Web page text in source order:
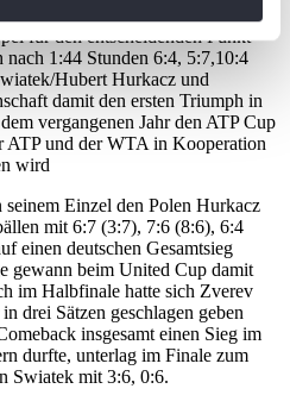
(Fingerprinting) identifizieren
wie Ihre persönlichen Daten
Sie Ihre Präferenzen im
Inhalte und Anzeigen zu
für soziale Medien anbieten
auf unsere Website zu
wir Informationen zu Ihrer
an unsere Partner für
Analysen weiter. Unsere
möglicherweise mit
Polen sorgten Zverev
für den entscheidenden Punkt
1:44 Stunden 6:4, 5:7,10:4
Hubert Hurkacz und
damit den ersten Triumph in
vergangenen Jahr den ATP Cup
ATP und der WTA in Kooperation
wird
Einzel den Polen Hurkacz
mit 6:7 (3:7), 7:6 (8:6), 6:4
einen deutschen Gesamtsieg
gewann beim United Cup damit
im Halbfinale hatte sich Zverev
drei Sätzen geschlagen geben
insgesamt einen Sieg im
durfte, unterlag im Finale zum
Swiatek mit 3:6, 0:6.